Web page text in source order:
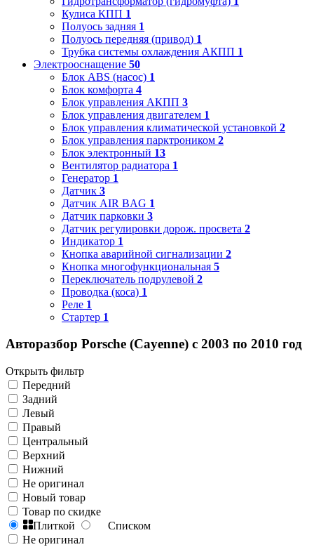
Кулиса КПП 1
Полуось задняя 1
Полуось передняя (привод) 1
Трубка системы охлаждения АКПП 1
Электрооснащение 50
Блок ABS (насос) 1
Блок комфорта 4
Блок управления АКПП 3
Блок управления двигателем 1
Блок управления климатической установкой 2
Блок управления парктроником 2
Блок электронный 13
Вентилятор радиатора 1
Генератор 1
Датчик 3
Датчик AIR BAG 1
Датчик парковки 3
Датчик регулировки дорож. просвета 2
Индикатор 1
Кнопка аварийной сигнализации 2
Кнопка многофункциональная 5
Переключатель подрулевой 2
Проводка (коса) 1
Реле 1
Стартер 1
Авторазбор Porsche (Cayenne) с 2003 по 2010 год
Открыть фильтр
Передний
Задний
Левый
Правый
Центральный
Верхний
Нижний
Не оригинал
Новый товар
Товар по скидке
Плиткой
Списком
Не оригинал